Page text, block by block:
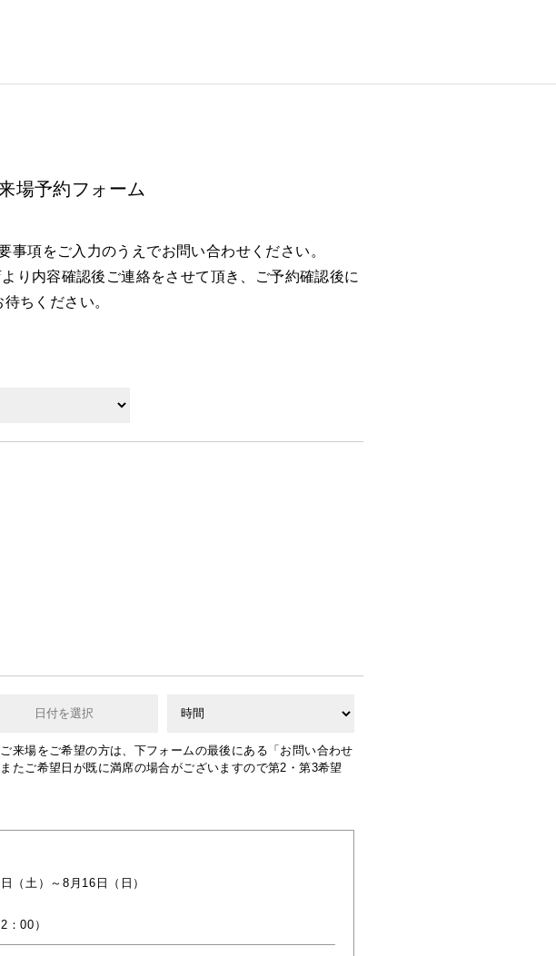
場予約フォーム
項をご入力のうえでお問い合わせください。
り内容確認後ご連絡をさせて頂き、ご予約確認後に
ちください。
来場をご希望の方は、下フォームの最後にある「お問い合わせ
たご希望日が既に満席の場合がございますので第2・第3希望
（土）～8月16日（日）
00）